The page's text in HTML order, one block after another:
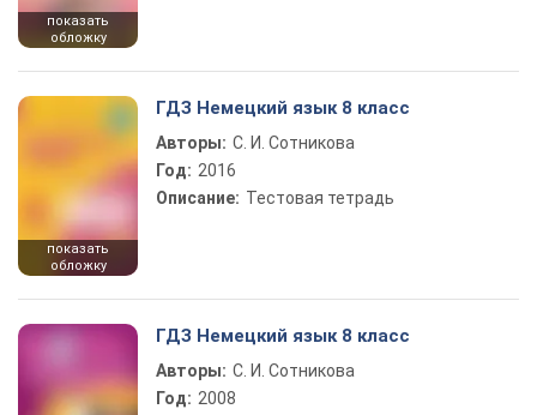
показать
обложку
показать
обложку
ГДЗ Немецкий язык 8 класс
Авторы: С. И. Сотникова
Год: 2016
Описание: Тестовая тетрадь
ГДЗ Немецкий язык 8 класс
Авторы: С. И. Сотникова
Год: 2008